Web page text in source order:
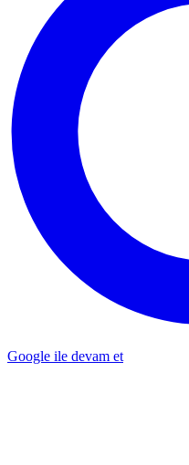
Google ile devam et